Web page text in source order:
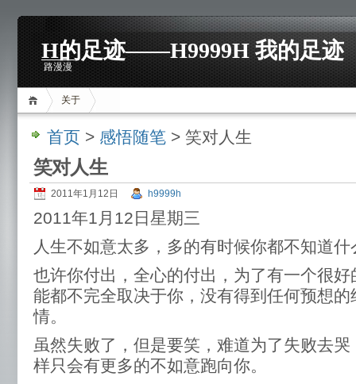
H的足迹——H9999H 我的足迹
路漫漫
关于
首页 > 感悟随笔 > 笑对人生
笑对人生
2011年1月12日 h9999h
2011年1月12日星期三
人生不如意太多，多的有时候你都不知道
也许你付出，全心的付出，为了有一个很
能都不完全取决于你，没有得到任何预想
情。
虽然失败了，但是要笑，难道为了失败去
样只会有更多的不如意跑向你。